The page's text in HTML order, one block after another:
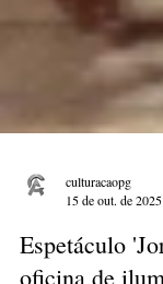
culturacaopg
15 de out. de 2025